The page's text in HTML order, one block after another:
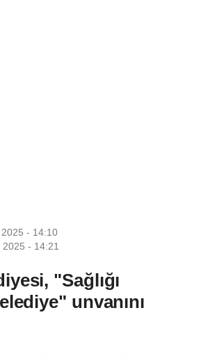
2025 - 14:10
- 14:21
"Sağlığı
unvanını